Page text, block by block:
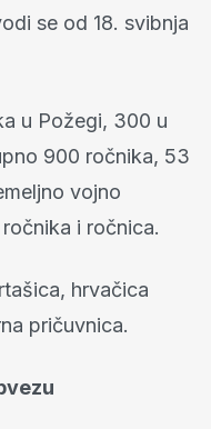
se od 18. svibnja
u Požegi, 300 u
900 ročnika, 53
vojno
i ročnica.
hrvačica
pričuvnica.